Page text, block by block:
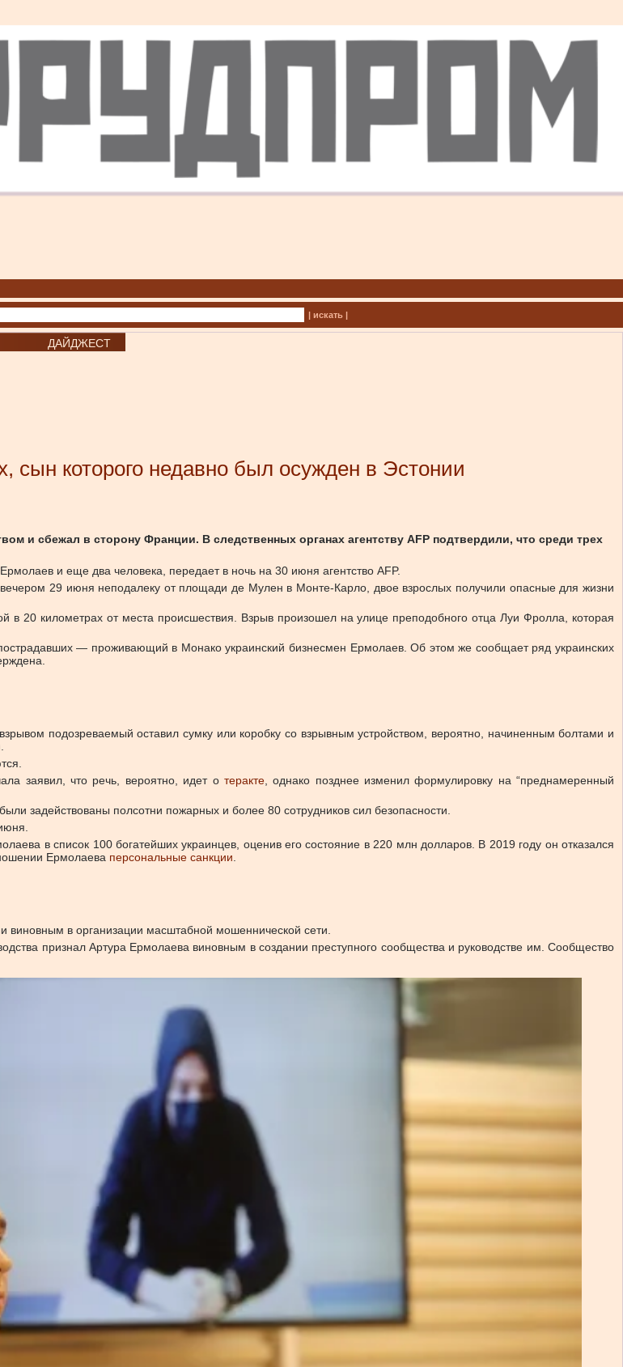
| искать |
ДАЙДЖЕСТ
сын которого недавно был осужден в Эстонии
и сбежал в сторону Франции. В следственных органах агентству AFP подтвердили, что среди трех
и еще два человека, передает в ночь на 30 июня агентство AFP.
29 июня неподалеку от площади де Мулен в Монте-Карло, двое взрослых получили опасные для жизни
20 километрах от места происшествия. Взрыв произошел на улице преподобного отца Луи Фролла, которая
— проживающий в Монако украинский бизнесмен Ермолаев. Об этом же сообщает ряд украинских
подозреваемый оставил сумку или коробку со взрывным устройством, вероятно, начиненным болтами и
заявил, что речь, вероятно, идет о теракте, однако позднее изменил формулировку на “преднамеренный
задействованы полсотни пожарных и более 80 сотрудников сил безопасности.
в список 100 богатейших украинцев, оценив его состояние в 220 млн долларов. В 2019 году он отказался
Ермолаева персональные санкции
виновным в организации масштабной мошеннической сети.
признал Артура Ермолаева виновным в создании преступного сообщества и руководстве им. Сообщество